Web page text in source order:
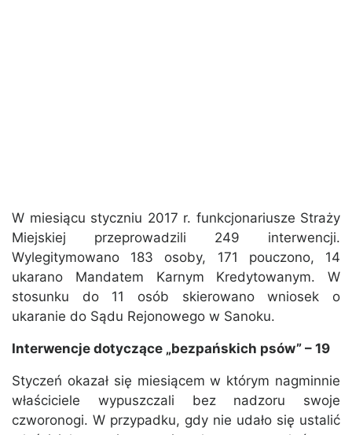
W miesiącu styczniu 2017 r. funkcjonariusze Straży
Miejskiej przeprowadzili 249 interwencji.
Wylegitymowano 183 osoby, 171 pouczono, 14
ukarano Mandatem Karnym Kredytowanym. W
stosunku do 11 osób skierowano wniosek o
ukaranie do Sądu Rejonowego w Sanoku.
Interwencje dotyczące „bezpańskich psów” – 19
Styczeń okazał się miesiącem w którym nagminnie
właściciele wypuszczali bez nadzoru swoje
czworonogi. W przypadku, gdy nie udało się ustalić